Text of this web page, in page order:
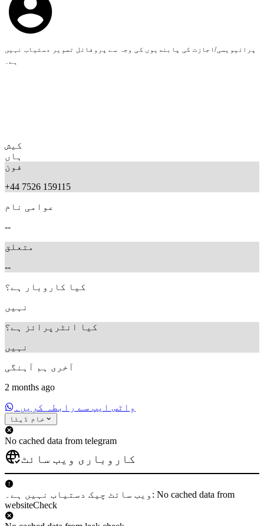
پرائیویسی/اجازت کی پابندیوں کی وجہ سے پروفائل تصویر دستیاب نہیں
ہے۔
کیش
ہاں
فون
+44 7526 159115
عوامی نام
--
متعلق
--
کیا کاروبار ہے؟
نہیں
کیا انٹرپرائز ہے؟
نہیں
آخری ہم آہنگی
2 months ago
واٹس ایپ سے رابطہ کریں۔
خام ڈیٹا
No cached data from telegram
کاروباری ویب سائٹ
ویب سائٹ چیک دستیاب نہیں ہے۔: No cached data from
websiteCheck